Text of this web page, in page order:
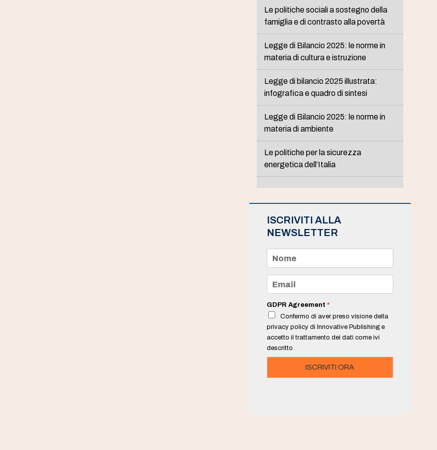
Le politiche sociali a sostegno della
famiglia e di contrasto alla povertà
Legge di Bilancio 2025: le norme in
materia di cultura e istruzione
Legge di bilancio 2025 illustrata:
infografica e quadro di sintesi
Legge di Bilancio 2025: le norme in
materia di ambiente
Le politiche per la sicurezza
energetica dell’Italia
ISCRIVITI ALLA
NEWSLETTER
m
e
a
i
*
GDPR Agreement *
Confermo di aver preso visione della
privacy policy di Innovative Publishing e
accetto il trattamento dei dati come ivi
descritto
ISCRIVITI ORA